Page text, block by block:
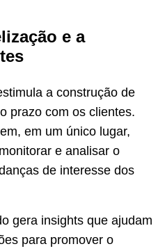
e a
a construção de
prazo com os clientes.
em um único lugar,
e analisar o
de interesse dos
gera insights que ajudam
para promover o